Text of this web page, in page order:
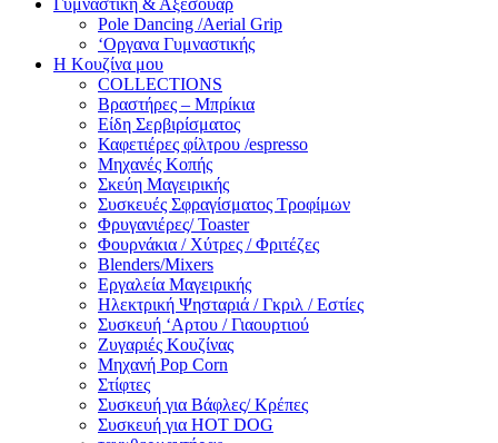
Γυμναστική & Αξεσουάρ
Pole Dancing /Aerial Grip
‘Οργανα Γυμναστικής
Η Κουζίνα μου
COLLECTIONS
Βραστήρες – Μπρίκια
Είδη Σερβιρίσματος
Καφετιέρες φίλτρου /espresso
Μηχανές Κοπής
Σκεύη Μαγειρικής
Συσκευές Σφραγίσματος Τροφίμων
Φρυγανιέρες/ Toaster
Φουρνάκια / Χύτρες / Φριτέζες
Blenders/Mixers
Εργαλεία Μαγειρικής
Ηλεκτρική Ψησταριά / Γκριλ / Eστίες
Συσκευή ‘Αρτου / Γιαουρτιού
Ζυγαριές Κουζίνας
Μηχανή Pop Corn
Στίφτες
Συσκευή για Βάφλες/ Κρέπες
Συσκευή για HOT DOG